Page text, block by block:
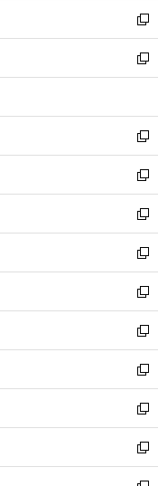
く
で
開
く
ド
ウ
で
開
ィ
ン
ド
ウ
開
く
い
ウ
ィ
ン
ウ
で
開
く
新
し
い
ウ
ン
ド
ウ
で
開
く
新
し
ウ
ィ
ン
ド
ウ
で
開
く
新
し
い
ウ
ィ
ン
ド
ウ
で
開
く
新
し
い
ウ
ィ
ン
ド
ウ
で
開
く
新
し
い
ウ
ィ
ン
ド
ウ
で
開
く
新
し
い
ウ
ィ
ン
ド
ウ
で
開
く
新
し
い
ウ
ィ
ン
ド
ウ
で
開
新
し
い
ウ
ィ
ン
ド
ウ
新
し
い
ウ
ィ
ン
新
し
い
ウ
新
し